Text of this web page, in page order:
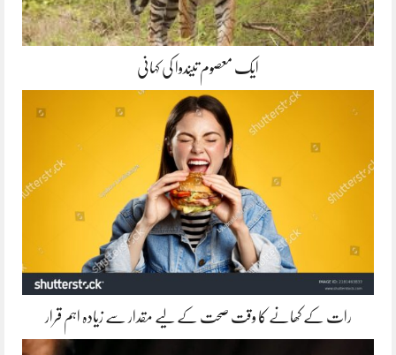
ایک معصوم تیندوا کی کہانی
رات کے کھانے کا وقت صحت کے لیے مقدار سے زیادہ اہم قرار